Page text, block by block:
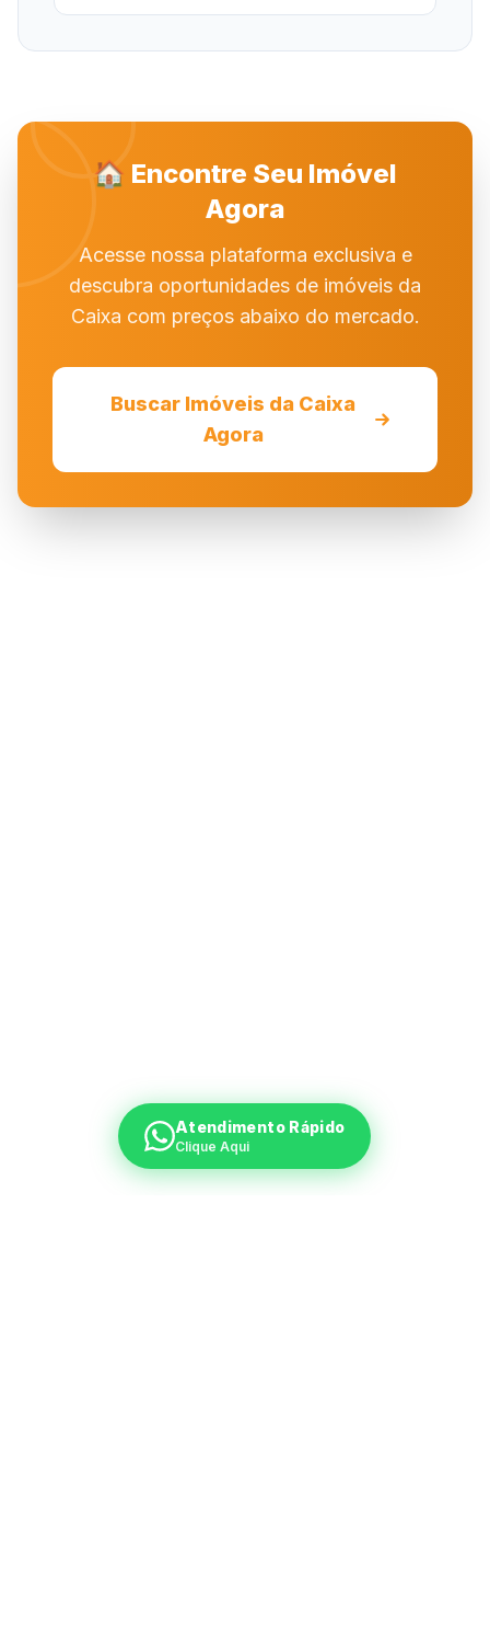
🏠 Encontre Seu Imóvel
Agora
Acesse nossa plataforma exclusiva e
descubra oportunidades de imóveis da
Caixa com preços abaixo do mercado.
Buscar Imóveis da Caixa
Agora
Atendimento Rápido
Clique Aqui